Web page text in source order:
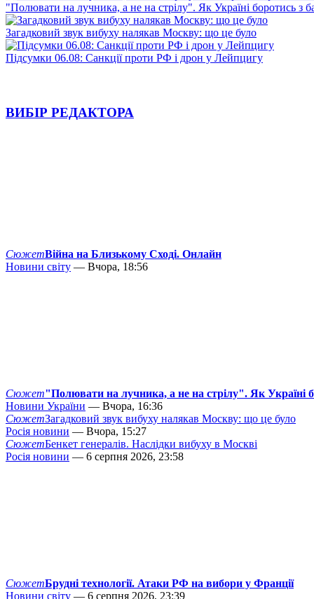
"Полювати на лучника, а не на стрілу". Як Україні боротись з
Загадковий звук вибуху налякав Москву: що це було
Підсумки 06.08: Санкції проти РФ і дрон у Лейпцигу
ВИБІР РЕДАКТОРА
СюжетВійна на Близькому Сході. Онлайн
Новини світу — Вчора, 18:56
Сюжет"Полювати на лучника, а не на стрілу". Як Україні
Новини України — Вчора, 16:36
СюжетЗагадковий звук вибуху налякав Москву: що це було
Росія новини — Вчора, 15:27
СюжетБенкет генералів. Наслідки вибуху в Москві
Росія новини — 6 серпня 2026, 23:58
СюжетБрудні технології. Атаки РФ на вибори у Франції
Новини світу — 6 серпня 2026, 23:39